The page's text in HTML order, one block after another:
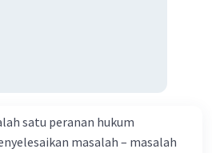
satu peranan hukum
masalah – masalah